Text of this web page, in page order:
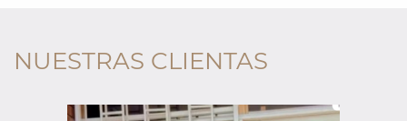
NUESTRAS CLIENTAS